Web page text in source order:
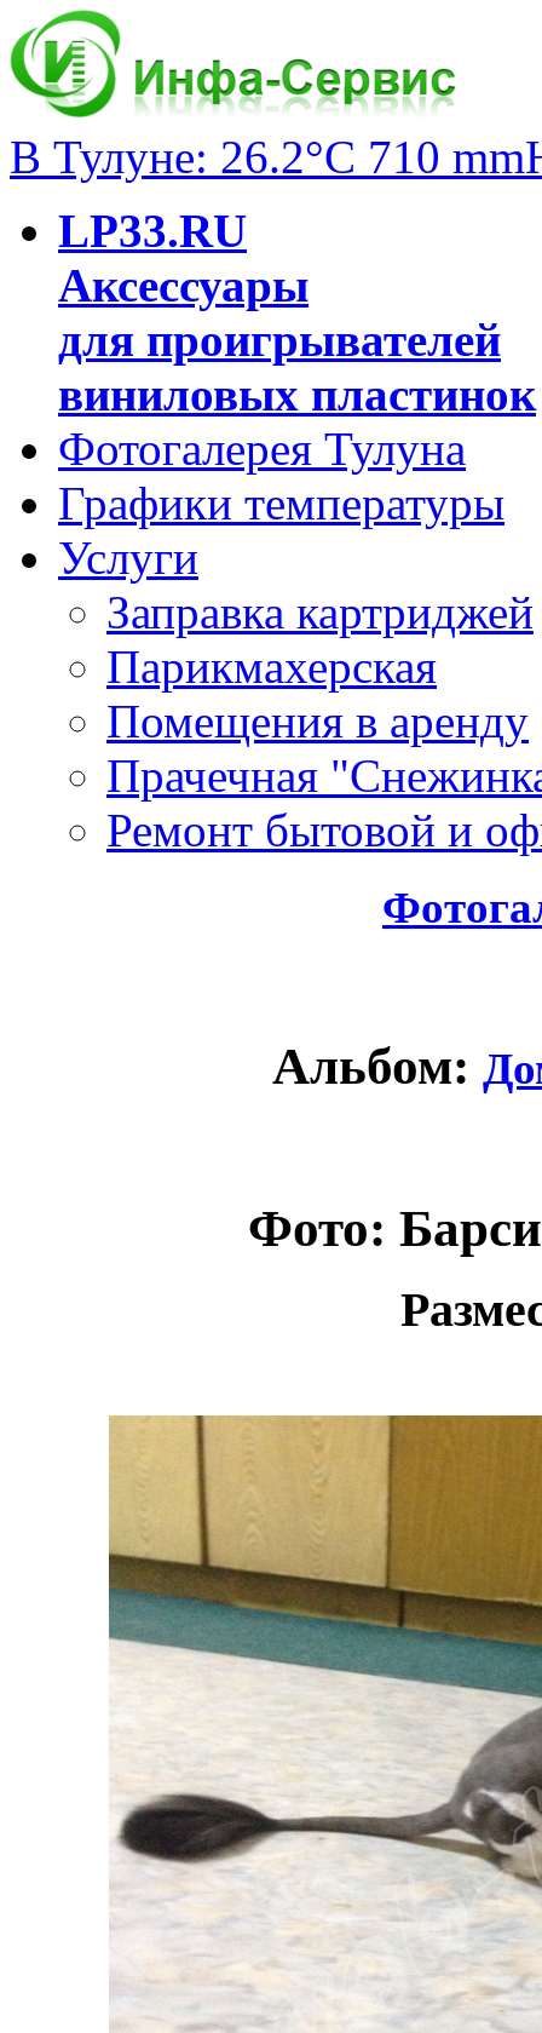
В Тулуне: 26.2°C 710
LP33.RU
Аксессуары
для проигрывателей
виниловых пластинок
Фотогалерея Тулуна
Графики температуры
Услуги
Заправка картриджей
Парикмахерская
Помещения в аренду
Прачечная
Ремонт бытовой и
Альбом:
Фото: